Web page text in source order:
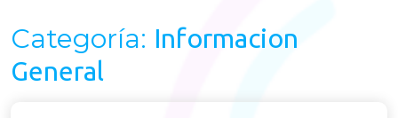
Categoría: Informacion
General